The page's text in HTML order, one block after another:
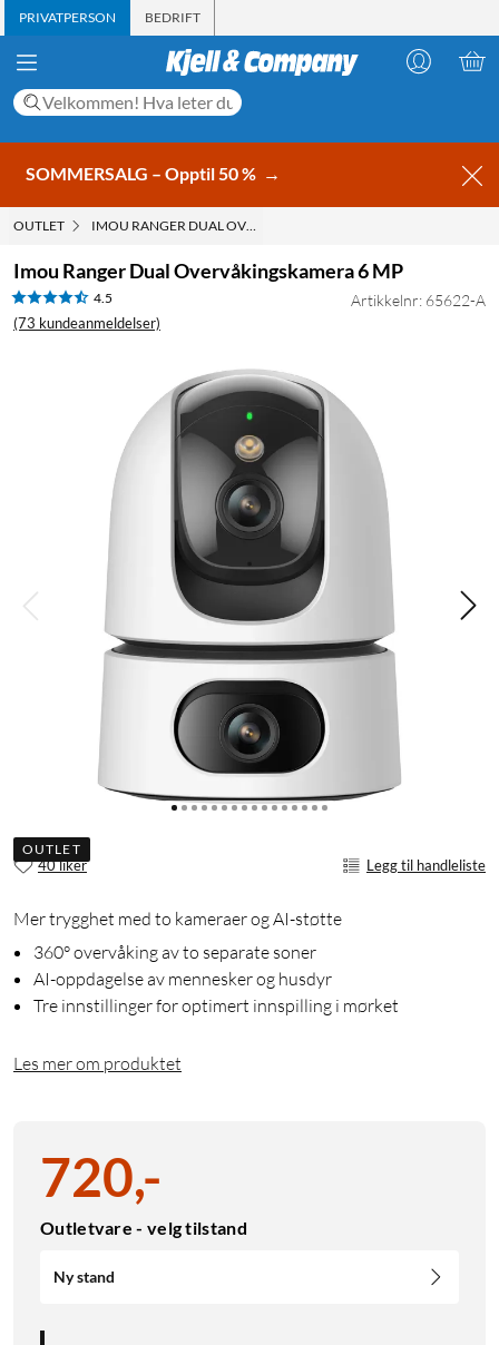
PRIVATPERSON BEDRIFT
SOMMERSALG – Opptil 50 % →
OUTLET IMOU RANGER DUAL OVERVÅKINGSKAMERA 6 MP
Imou Ranger Dual Overvåkingskamera 6 MP
4.5
(73 kundeanmeldelser)
Artikkelnr: 65622-A
OUTLET
40 liker Legg til handleliste
Mer trygghet med to kameraer og AI-støtte
360° overvåking av to separate soner
AI-oppdagelse av mennesker og husdyr
Tre innstillinger for optimert innspilling i mørket
Les mer om produktet
720,-
Outletvare - velg tilstand
Ny stand